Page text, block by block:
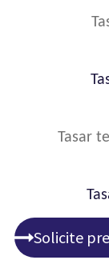
Tasar
Solicite